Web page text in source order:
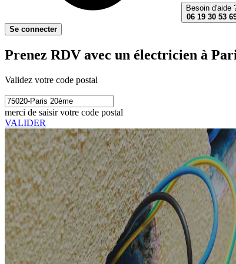
Besoin d'aide
06 19 30 53
Se connecter
Prenez RDV avec un électricien à
Validez votre code postal
merci de saisir votre code postal
VALIDER